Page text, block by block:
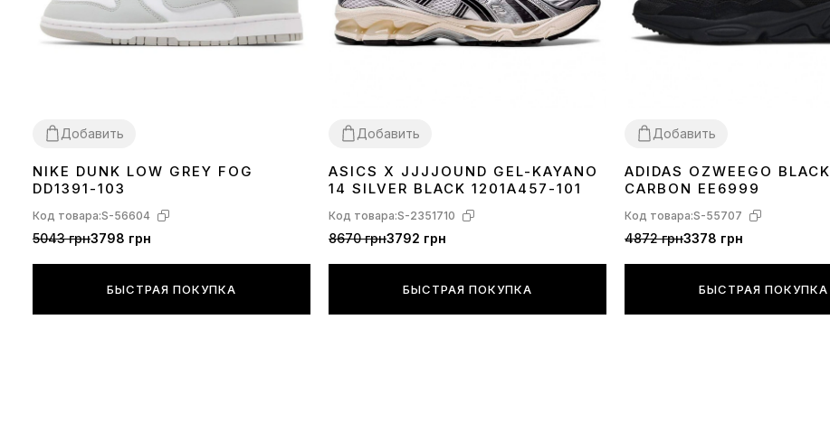
Добавить
3637 383940 4142 43 44 45
NIKE DUNK LOW GREY FOG
DD1391-103
Код товара:S-56604
5043 грн3798 грн
БЫСТРАЯ ПОКУПКА
Добавить
36 37383940 41 42434445
ASICS X JJJJOUND GEL-KAYANO
14 SILVER BLACK 1201A457-101
Код товара:S-2351710
8670 грн3792 грн
БЫСТРАЯ ПОКУПКА
Добавить
36 3738 39404344 45
ADIDAS OZWEEGO BLACK
CARBON EE6999
Код товара:S-55707
4872 грн3378 грн
БЫСТРАЯ ПОКУПКА